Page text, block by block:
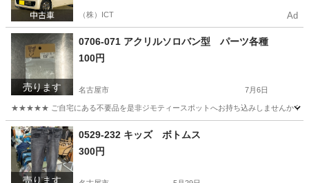
（株）ICT Ad
売ります
0706-071 アクリルソロバン型 パーツ各種
100円
名古屋市 7月6日
★★★★★ ご自宅にある不要品を是非ジモティースポットへお持ち込みしませんか？
愛知 名古屋市 アクリル
売ります
0529-232 キッズ ボトムス
300円